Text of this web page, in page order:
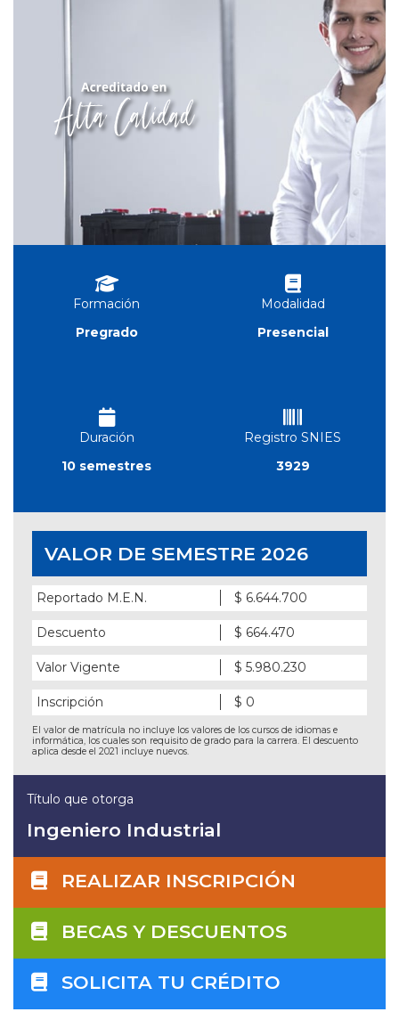
Formación
Pregrado
Modalidad
Presencial
Duración
10 semestres
Registro SNIES
3929
VALOR DE SEMESTRE 2026
Reportado M.E.N. $ 6.644.700
Descuento $ 664.470
Valor Vigente $ 5.980.230
Inscripción $ 0
El valor de matrícula no incluye los valores de los cursos de idiomas e
informática, los cuales son requisito de grado para la carrera. El descuento
aplica desde el 2021 incluye nuevos.
Título que otorga
Ingeniero Industrial
REALIZAR INSCRIPCIÓN
BECAS Y DESCUENTOS
SOLICITA TU CRÉDITO